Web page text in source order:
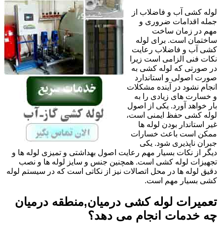
لوله کشی آب و فاضلاب از
جمله اقدامات ضروری و
مهم در زمان ساخت
ساختمان است. برای لوله
کشی آب و فاضلاب رعایت
نکات فنی الزامی است زیرا
در صورتی که لوله کشی به
صورت اصولی و استاندارد
انجام نشود در آینده مشکلات
و خسارت های زیادی را به
بار خواهد آورد. یکی از اصول
لوله کشی حفظ ایمنی است،
غیر استاندار بودن لوله ها
ممکن است باعث خسارات
جبران ناپذیری شود. یکی
دیگر از نکات بسیار مهم رعایت اصول بهداشتی و تمیزی لوله ها و
تجهیزات لوله کشی است. همچنین جنس و سایز لوله ها و نصب
دقیق لوله ها در محل اتصالات نیز از نکاتی است که در سیستم لوله
کشی بسیار مهم است.
تعمیرات لوله کشی درمیان,منطقه درمیان
چه خدمات انجام می دهد؟